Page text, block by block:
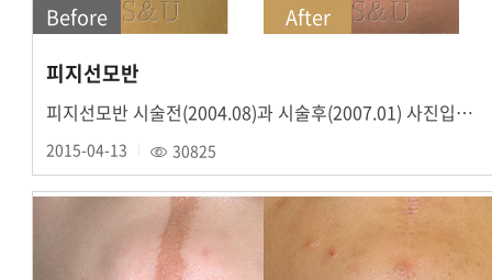
Before
After
피지선모반
피지선모반 시술전(2004.08)과 시술후(2007.01) 사진입니다.
2015-04-13 30825